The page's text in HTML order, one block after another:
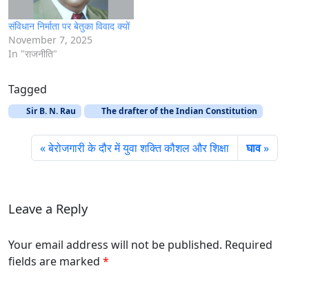
संविधान निर्माता पर बेतुका विवाद क्यों
November 7, 2025
In "राजनीति"
Tagged
Sir B. N. Rau The drafter of the Indian Constitution
बेरोजगारी के दौर में युवा शक्ति कौशल और शिक्षा घाव
Leave a Reply
Your email address will not be published. Required
fields are marked *